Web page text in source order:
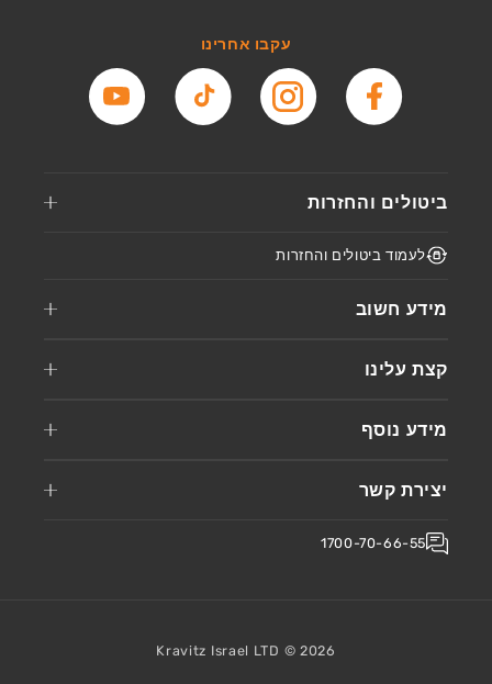
עקבו אחרינו
פייסבוק אינסטגרם טיקטוק יוטיוב
ביטולים והחזרות
לעמוד ביטולים והחזרות
מידע חשוב
קצת עלינו
מידע נוסף
יצירת קשר
1700-70-66-55
Kravitz Israel LTD © 2026